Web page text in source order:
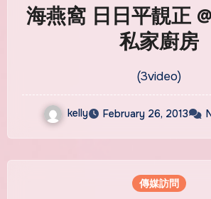
海燕窩 日日平靚正
私家廚房
(3video)
kelly February 26, 2013
傳媒訪問